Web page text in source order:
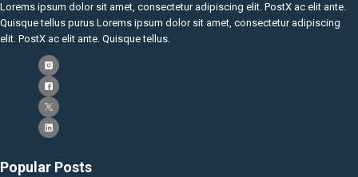
Lorems ipsum dolor sit amet, consectetur adipiscing elit. PostX ac elit ante.
Quisque tellus purus Lorems ipsum dolor sit amet, consectetur adipiscing
elit. PostX ac elit ante. Quisque tellus.
Popular Posts